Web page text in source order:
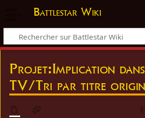
Battlestar Wiki
Projet:Implication
TV/Tri par titre